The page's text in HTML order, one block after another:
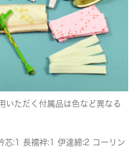
いただく付属品は色など異なる
芯:1 長襦袢:1 伊達締:2 コーリン